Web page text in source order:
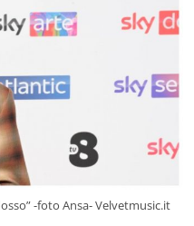
-foto Ansa- Velvetmusic.it